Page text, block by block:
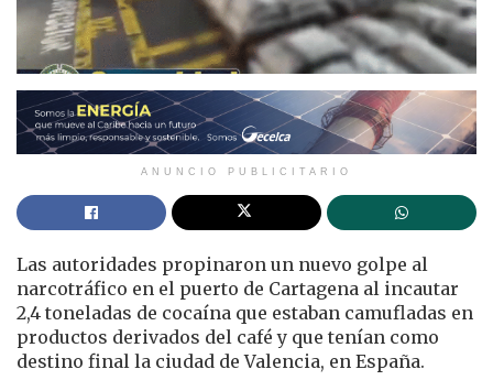
ANUNCIO PUBLICITARIO
Las autoridades propinaron un nuevo golpe al
narcotráfico en el puerto de Cartagena al incautar
2,4 toneladas de cocaína que estaban camufladas en
productos derivados del café y que tenían como
destino final la ciudad de Valencia, en España.